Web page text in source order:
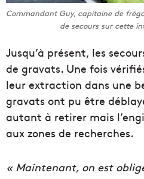
Commandant Guy, capitaine de
de secours sur cette
Jusqu’à présent, les
de gravats. Une fois
leur extraction dans une
gravats ont pu être
autant à retirer mais
aux zones de recherches.
« Maintenant, on est